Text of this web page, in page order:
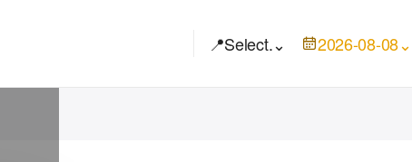
📍Select.⌄ 2026-08-08⌄